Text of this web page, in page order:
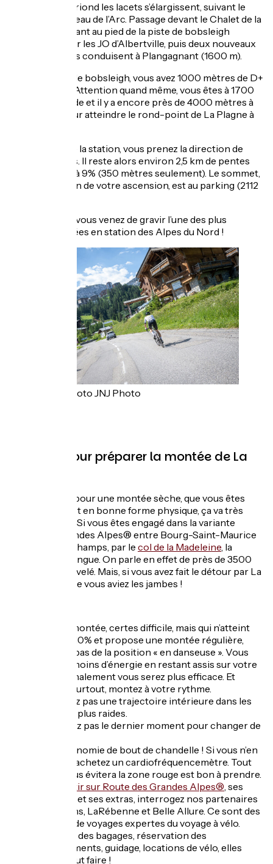
À partir de Prariond les lacets s’élargissent, suivant le
cours du Ruisseau de l’Arc. Passage devant le Chalet de la
Roche, restaurant au pied de la piste de bobsleigh
construite pour les JO d’Albertville, puis deux nouveaux
virages qui vous conduisent à Plangagnant (1600 m).
Passé la piste de bobsleigh, vous avez 1000 mètres de D+
derrière vous. Attention quand même, vous êtes à 1700
mètres d’altitude et il y a encore près de 4000 mètres à
7% à avaler pour atteindre le rond-point de La Plagne à
Là, à l’entrée de la station, vous prenez la direction de
Plagne Villages. Il reste alors environ 2,5 km de pentes
irrégulières : 4 à 9% (350 mètres seulement). Le sommet,
qui marque la fin de votre ascension, est au parking (2112
Félicitez-vous, vous venez de gravir l’une des plus
difficiles montées en station des Alpes du Nord !
Crédit photo JNJ Photo
Conseils pour préparer la montée de La
Si vous êtes là pour une montée sèche, que vous êtes
bien entraîné et en bonne forme physique, ça va très
bien se passer. Si vous êtes engagé dans la variante
Route des Grandes Alpes® entre Bourg-Saint-Maurice
et Saint-Longchamps, par le col de la Madeleine , la
journée sera longue. On parle en effet de près de 3500
mètres de dénivelé. Mais, si vous avez fait le détour par La
Plagne, c’est que vous aviez les jambes !
Sur une montée, certes difficile, mais qui n’atteint
jamais le 10% et propose une montée régulière,
n’abusez pas de la position « en danseuse ». Vous
perdrez moins d’énergie en restant assis sur votre
selle et finalement vous serez plus efficace. Et
surtout, surtout, montez à votre rythme.
Ne prenez pas une trajectoire intérieure dans les
lacets les plus raides.
N’attendez pas le dernier moment pour changer de
Pas d’économie de bout de chandelle ! Si vous n’en
avez pas, achetez un cardiofréquencemètre. Tout
ce qui vous évitera la zone rouge est bon à prendre.
Pour partir sur Route des Grandes Alpes® , ses
variantes et ses extras, interrogez nos partenaires
Vélorizons, LaRébenne et Belle Allure. Ce sont des
agences de voyages expertes du voyage à vélo.
Transfert des bagages, réservation des
hébergements, guidage, locations de vélo, elles
savent tout faire !